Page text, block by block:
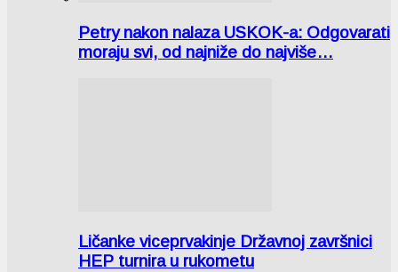
Petry nakon nalaza USKOK-a: Odgovarati
moraju svi, od najniže do najviše…
Ličanke viceprvakinje Državnoj završnici
HEP turnira u rukometu